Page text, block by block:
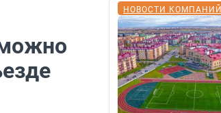
НОВОСТИ КОМПАНИЙ